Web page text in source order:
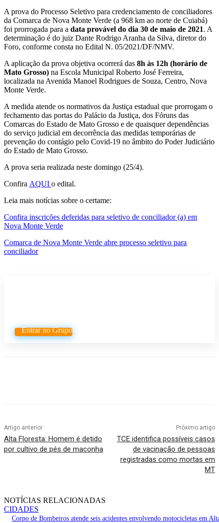
A prova do Processo Seletivo para credenciamento de conciliadores
da Comarca de Nova Monte Verde (a 968 km ao norte de Cuiabá)
foi prorrogada para a data provável do dia 30 de maio de 2021. A
determinação é do juiz Dante Rodrigo Aranha da Silva, diretor do
Foro, conforme consta no Edital N. 05/2021/DF/NMV.
A aplicação da prova objetiva ocorrerá das 8h às 12h (horário de
Mato Grosso) na Escola Municipal Roberto José Ferreira,
localizada na Avenida Manoel Rodrigues de Souza, Centro, Nova
Monte Verde.
A medida atende os normativos da Justiça estadual que prorrogam o
fechamento das portas do Palácio da Justiça, dos Fóruns das
Comarcas do Estado de Mato Grosso e de quaisquer dependências
do serviço judicial em decorrência das medidas temporárias de
prevenção do contágio pelo Covid-19 no âmbito do Poder Judiciário
do Estado de Mato Grosso.
A prova seria realizada neste domingo (25/4).
Confira AQUI o edital.
Leia mais notícias sobre o certame:
Confira inscrições deferidas para seletivo de conciliador (a) em
Nova Monte Verde
Comarca de Nova Monte Verde abre processo seletivo para
conciliador
Entrar no Grupo
Artigo anterior
Alta Floresta: Homem é detido
por cultivo de pés de maconha
Próximo artigo
TCE identifica possíveis casos
de vacinação de pessoas
registradas como mortas em
MT
NOTÍCIAS RELACIONADAS
CIDADES
Corpo de Bombeiros atende seis acidentes envolvendo motocicletas em